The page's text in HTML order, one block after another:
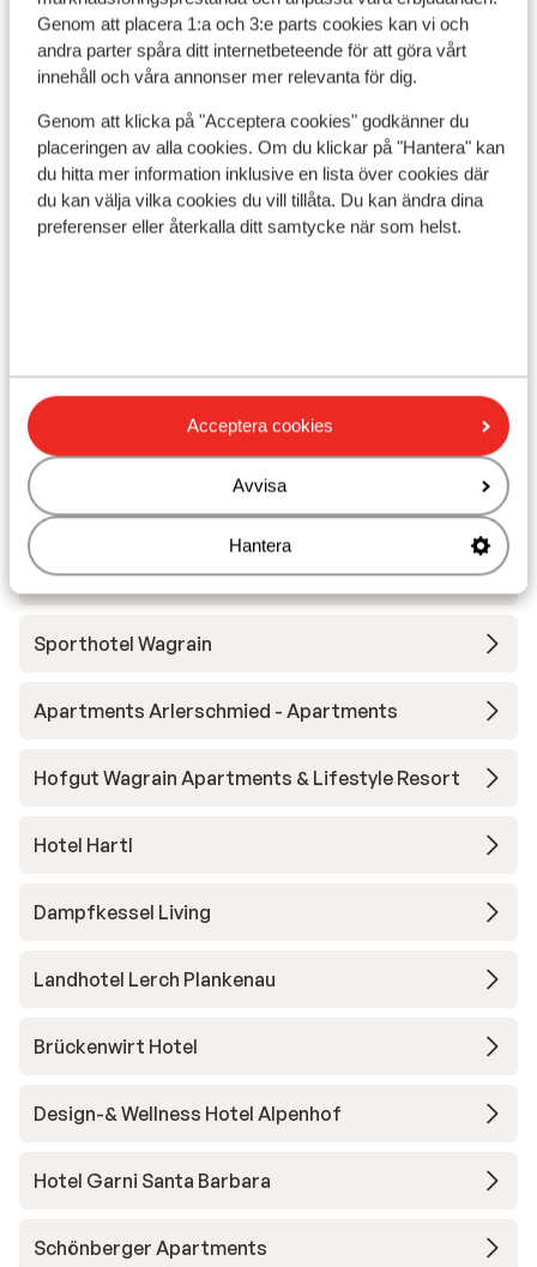
Genom att placera 1:a och 3:e parts cookies kan vi och
andra parter spåra ditt internetbeteende för att göra vårt
innehåll och våra annonser mer relevanta för dig.
Genom att klicka på "Acceptera cookies" godkänner du
placeringen av alla cookies. Om du klickar på "Hantera" kan
du hitta mer information inklusive en lista över cookies där
du kan välja vilka cookies du vill tillåta. Du kan ändra dina
preferenser eller återkalla ditt samtycke när som helst.
Acceptera cookies
Avvisa
Hantera
Precis vid pisterna
Avstånd till skidlift ca 130 m
Närmaste butiker ca 100 m
Närmaste kiosk ca 800 m
Närmaste restaurang ca 200 m
Liftkort/Utrustning/Skidskola
Utrustning
Andra boenden i Salzburger Sportwelt
- Ski Amadé
Das Bergzeit Appartements
Sporthotel Wagrain
Apartments Arlerschmied - Apartments
Hofgut Wagrain Apartments & Lifestyle Resort
Hotel Hartl
Dampfkessel Living
Landhotel Lerch Plankenau
Brückenwirt Hotel
Design-& Wellness Hotel Alpenhof
Hotel Garni Santa Barbara
Schönberger Apartments